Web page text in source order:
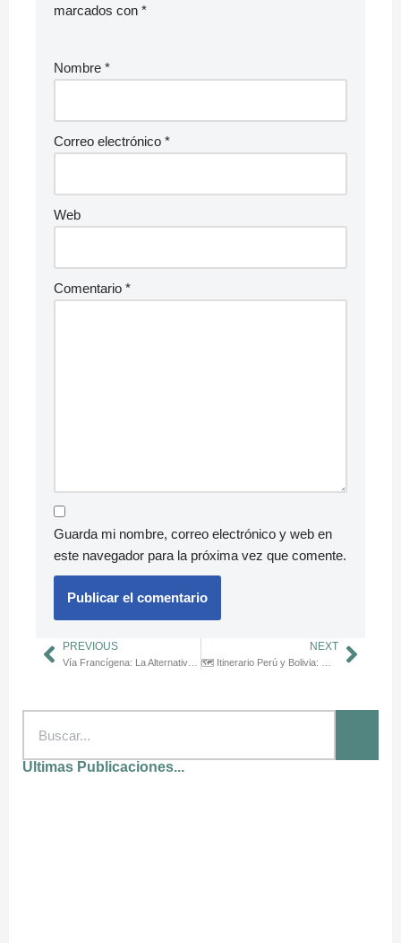
marcados con *
Nombre *
Correo electrónico *
Web
Comentario *
Guarda mi nombre, correo electrónico y web en
este navegador para la próxima vez que comente.
PREVIOUS NEXT
Ultimas Publicaciones...